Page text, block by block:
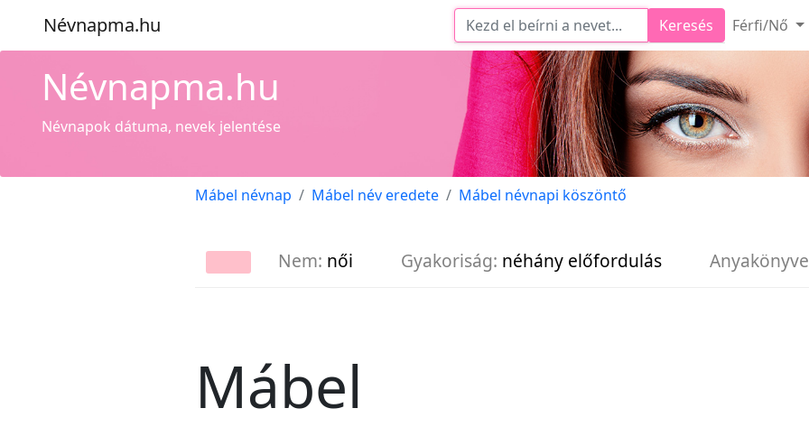
Névnapma.hu Keresés Férfi/Nő
Névnapma.hu
Névnapok dátuma, nevek jelentése
Mábel névnap Mábel név eredete Mábel névnapi köszöntő
Nem: női Gyakoriság: néhány előfordulás
Mábel